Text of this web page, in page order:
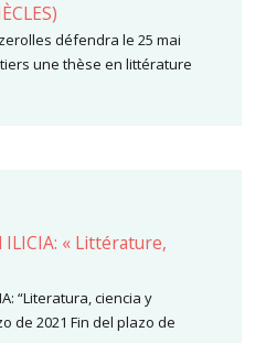
défendra le 25 mai
une thèse en littérature
« Littérature,
“Literatura, ciencia y
de 2021 Fin del plazo de